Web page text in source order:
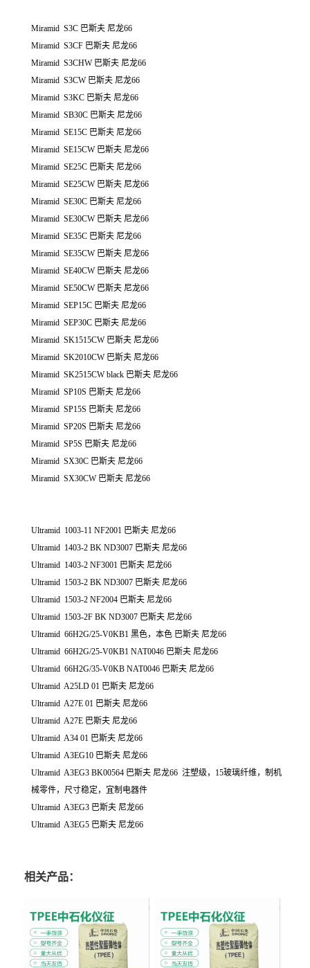
Miramid S3C 巴斯夫 尼龙66
Miramid S3CF 巴斯夫 尼龙66
Miramid S3CHW 巴斯夫 尼龙66
Miramid S3CW 巴斯夫 尼龙66
Miramid S3KC 巴斯夫 尼龙66
Miramid SB30C 巴斯夫 尼龙66
Miramid SE15C 巴斯夫 尼龙66
Miramid SE15CW 巴斯夫 尼龙66
Miramid SE25C 巴斯夫 尼龙66
Miramid SE25CW 巴斯夫 尼龙66
Miramid SE30C 巴斯夫 尼龙66
Miramid SE30CW 巴斯夫 尼龙66
Miramid SE35C 巴斯夫 尼龙66
Miramid SE35CW 巴斯夫 尼龙66
Miramid SE40CW 巴斯夫 尼龙66
Miramid SE50CW 巴斯夫 尼龙66
Miramid SEP15C 巴斯夫 尼龙66
Miramid SEP30C 巴斯夫 尼龙66
Miramid SK1515CW 巴斯夫 尼龙66
Miramid SK2010CW 巴斯夫 尼龙66
Miramid SK2515CW black 巴斯夫 尼龙66
Miramid SP10S 巴斯夫 尼龙66
Miramid SP15S 巴斯夫 尼龙66
Miramid SP20S 巴斯夫 尼龙66
Miramid SP5S 巴斯夫 尼龙66
Miramid SX30C 巴斯夫 尼龙66
Miramid SX30CW 巴斯夫 尼龙66
Ultramid 1003-11 NF2001 巴斯夫 尼龙66
Ultramid 1403-2 BK ND3007 巴斯夫 尼龙66
Ultramid 1403-2 NF3001 巴斯夫 尼龙66
Ultramid 1503-2 BK ND3007 巴斯夫 尼龙66
Ultramid 1503-2 NF2004 巴斯夫 尼龙66
Ultramid 1503-2F BK ND3007 巴斯夫 尼龙66
Ultramid 66H2G/25-V0KB1 黑色，本色 巴斯夫 尼龙66
Ultramid 66H2G/25-V0KB1 NAT0046 巴斯夫 尼龙66
Ultramid 66H2G/35-V0KB NAT0046 巴斯夫 尼龙66
Ultramid A25LD 01 巴斯夫 尼龙66
Ultramid A27E 01 巴斯夫 尼龙66
Ultramid A27E 巴斯夫 尼龙66
Ultramid A34 01 巴斯夫 尼龙66
Ultramid A3EG10 巴斯夫 尼龙66
Ultramid A3EG3 BK00564 巴斯夫 尼龙66 注塑级，15玻璃纤维，制机
械零件，尺寸稳定，宜制电器件
Ultramid A3EG3 巴斯夫 尼龙66
Ultramid A3EG5 巴斯夫 尼龙66
相关产品：